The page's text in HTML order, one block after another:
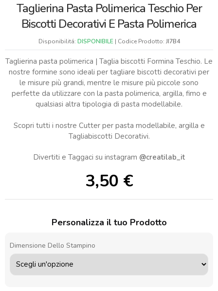
Taglierina Pasta Polimerica Teschio Per
Biscotti Decorativi E Pasta Polimerica
Disponibilitá: DISPONIBILE| Codice Prodotto: JI7B4
Taglierina pasta polimerica | Taglia biscotti Formina Teschio. Le
nostre formine sono ideali per tagliare biscotti decorativi per
le misure più grandi, mentre le misure più piccole sono
perfette da utilizzare con la pasta polimerica, argilla, fimo e
qualsiasi altra tipologia di pasta modellabile.
Scopri tutti i nostre Cutter per pasta modellabile, argilla e
Tagliabiscotti Decorativi.
Divertiti e Taggaci su instagram @creatilab_it
3,50 €
Personalizza il tuo Prodotto
Dimensione Dello Stampino